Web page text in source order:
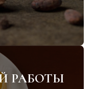
РАБОТЫ